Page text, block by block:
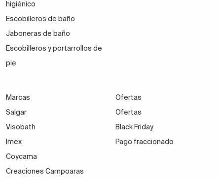
higiénico
Escobilleros de baño
Jaboneras de baño
Escobilleros y portarrollos de
pie
Marcas
Salgar
Visobath
Imex
Coycama
Creaciones Campoaras
Ofertas
Ofertas
Black Friday
Pago fraccionado